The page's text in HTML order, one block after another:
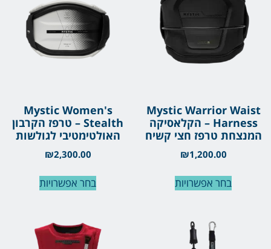
Mystic Warrior Waist
Harness – הקלאסיקה
המנצחת טרפז חצי קשיח
₪1,200.00
בחר אפשרויות
Mystic Women's
Stealth – טרפז הקרבון
האולטימטיבי לגולשות
₪2,300.00
בחר אפשרויות